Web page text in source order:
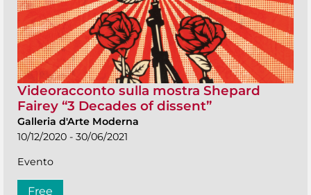
Videoracconto sulla mostra Shepard
Fairey “3 Decades of dissent”
Galleria d'Arte Moderna
10/12/2020 - 30/06/2021
Evento
Free